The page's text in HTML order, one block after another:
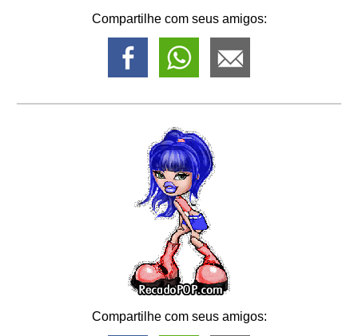
Compartilhe com seus amigos:
Compartilhe com seus amigos: